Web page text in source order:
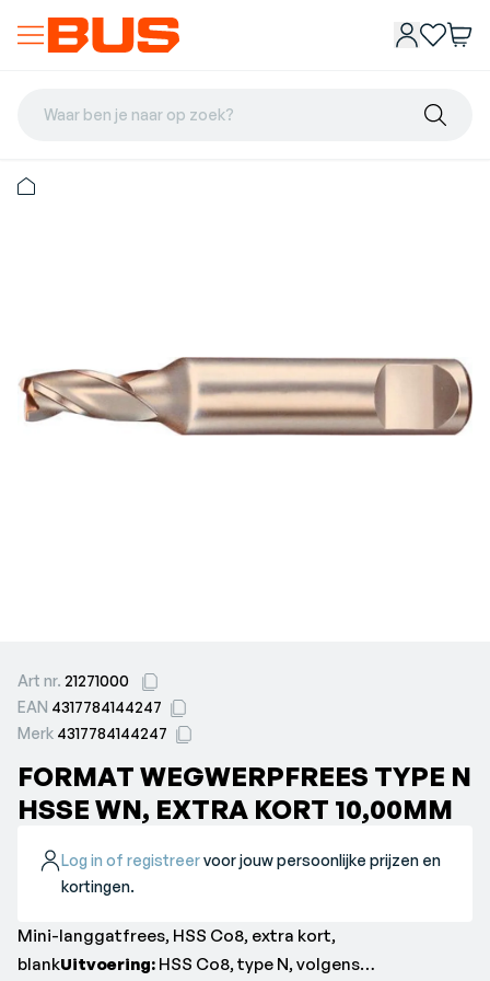
Waar ben je naar op zoek?
Art nr. 21271000
EAN 4317784144247
Merk 4317784144247
FORMAT WEGWERPFREES TYPE N
HSSE WN, EXTRA KORT 10,00MM
Log in of registreervoor jouw persoonlijke prijzen en
kortingen.
Mini-langgatfrees, HSS Co8, extra kort,
blankUitvoering: HSS Co8, type N, volgens